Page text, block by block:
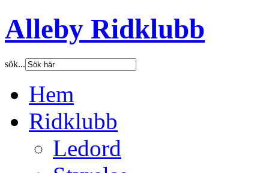
Alleby Ridklubb
sök...
Hem
Ridklubb
Ledord